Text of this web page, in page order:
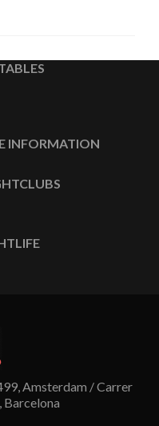
INFORMATION
Amsterdam / Carrer
Barcelona